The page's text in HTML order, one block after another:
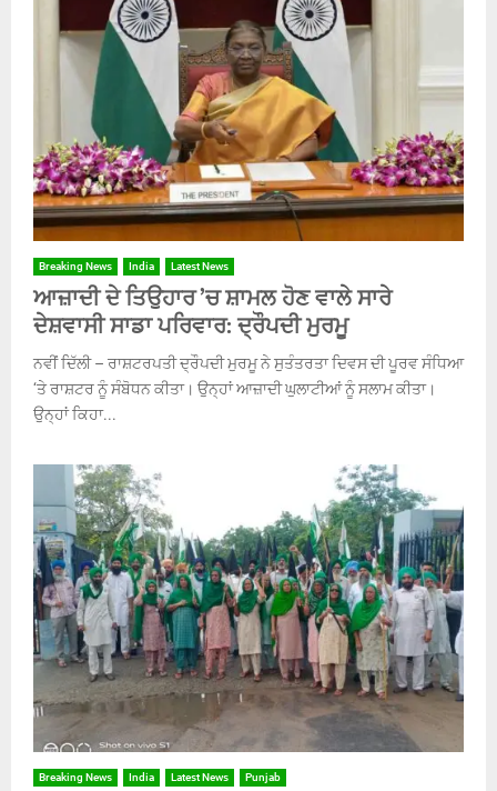
Breaking News India Latest News
ਆਜ਼ਾਦੀ ਦੇ ਤਿਉਹਾਰ ’ਚ ਸ਼ਾਮਲ ਹੋਣ ਵਾਲੇ ਸਾਰੇ
ਦੇਸ਼ਵਾਸੀ ਸਾਡਾ ਪਰਿਵਾਰ: ਦ੍ਰੌਪਦੀ ਮੁਰਮੂ
ਨਵੀਂ ਦਿੱਲੀ – ਰਾਸ਼ਟਰਪਤੀ ਦ੍ਰੌਪਦੀ ਮੁਰਮੂ ਨੇ ਸੁਤੰਤਰਤਾ ਦਿਵਸ ਦੀ ਪੂਰਵ ਸੰਧਿਆ
‘ਤੇ ਰਾਸ਼ਟਰ ਨੂੰ ਸੰਬੋਧਨ ਕੀਤਾ। ਉਨ੍ਹਾਂ ਆਜ਼ਾਦੀ ਘੁਲਾਟੀਆਂ ਨੂੰ ਸਲਾਮ ਕੀਤਾ।
ਉਨ੍ਹਾਂ ਕਿਹਾ...
Breaking News India Latest News Punjab